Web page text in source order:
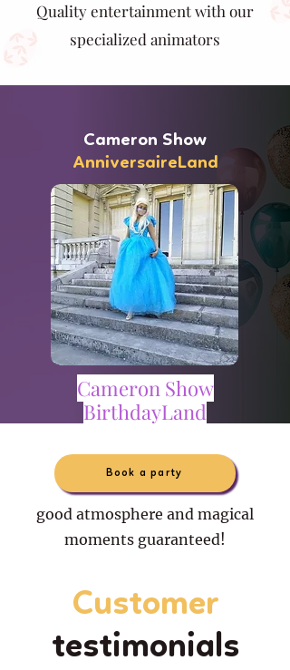
Quality entertainment with our
specialized animators
Cameron Show
AnniversaireLand
Cameron Show
BirthdayLand
Book a party
good atmosphere and magical
moments guaranteed!
Customer
testimonials